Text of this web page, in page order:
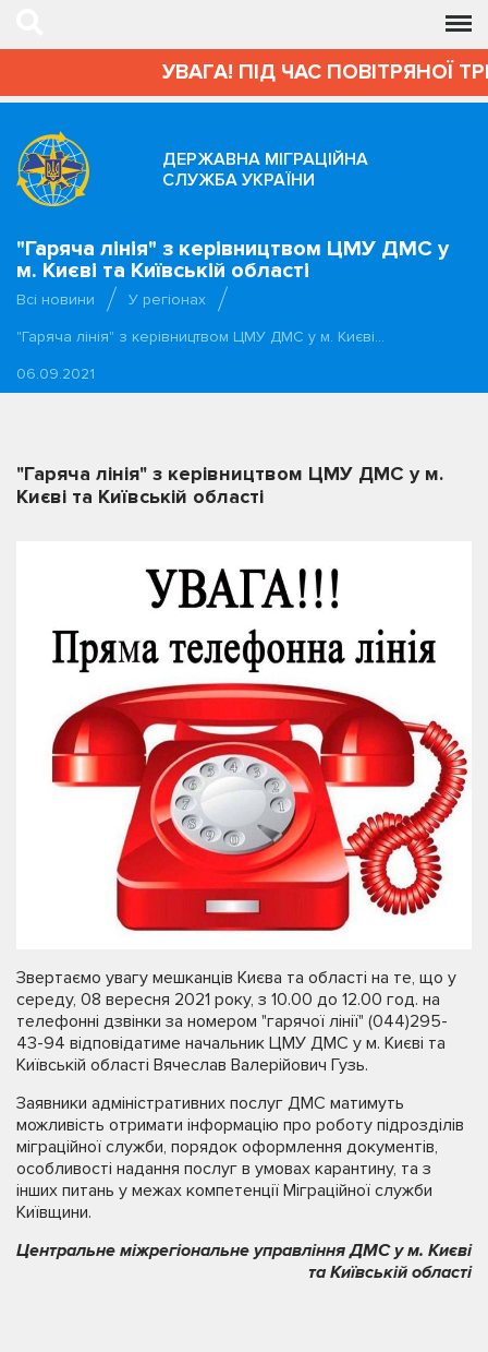
УВАГА! ПІД ЧАС ПОВІТРЯНОЇ
ДЕРЖАВНА МІГРАЦІЙНА
СЛУЖБА УКРАЇНИ
"Гаряча лінія" з керівництвом ЦМУ ДМС у
м. Києві та Київській області
Всі новини
У регіонах
"Гаряча лінія" з керівництвом ЦМУ ДМС у м. Києві…
06.09.2021
"Гаряча лінія" з керівництвом ЦМУ ДМС у м.
Києві та Київській області
Звертаємо увагу мешканців Києва та області на те, що у
середу, 08 вересня 2021 року, з 10.00 до 12.00 год. на
телефонні дзвінки за номером "гарячої лінії" (044)295-
43-94 відповідатиме начальник ЦМУ ДМС у м. Києві та
Київській області Вячеслав Валерійович Гузь.
Заявники адміністративних послуг ДМС матимуть
можливість отримати інформацію про роботу підрозділів
міграційної служби, порядок оформлення документів,
особливості надання послуг в умовах карантину, та з
інших питань у межах компетенції Міграційної служби
Київщини.
Центральне міжрегіональне управління ДМС у м. Києві
та Київській області